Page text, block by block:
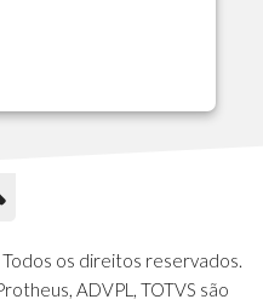
os direitos reservados.
ADVPL, TOTVS são